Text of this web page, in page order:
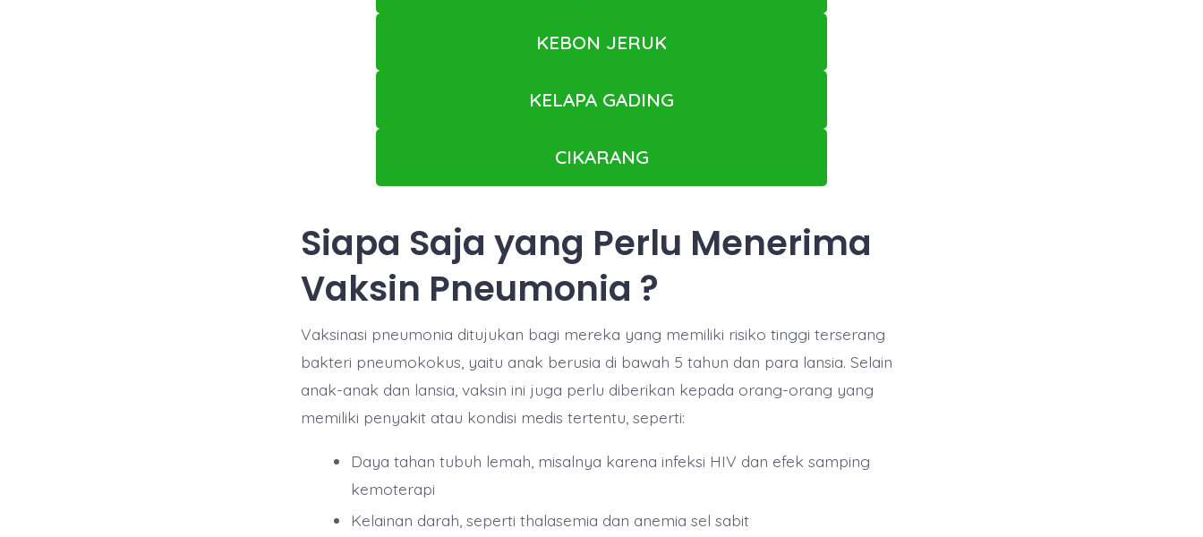
KEBON JERUK
KELAPA GADING
CIKARANG
Siapa Saja yang Perlu Menerima
Vaksin Pneumonia ?
Vaksinasi pneumonia ditujukan bagi mereka yang memiliki risiko tinggi terserang
bakteri pneumokokus, yaitu anak berusia di bawah 5 tahun dan para lansia. Selain
anak-anak dan lansia, vaksin ini juga perlu diberikan kepada orang-orang yang
memiliki penyakit atau kondisi medis tertentu, seperti:
Daya tahan tubuh lemah, misalnya karena infeksi HIV dan efek samping
kemoterapi
Kelainan darah, seperti thalasemia dan anemia sel sabit